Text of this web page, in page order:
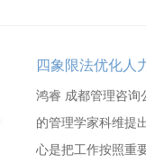
四象限法优化人
鸿睿 成都管理咨询
的管理学家科维提
心是把工作按照重